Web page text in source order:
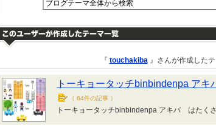
『 touchakiba』さんが作成した
トーキョータッチbinbindenpa アキ
（ 64件の記事 ）
トーキョータッチbinbindenpa アキバ はたく